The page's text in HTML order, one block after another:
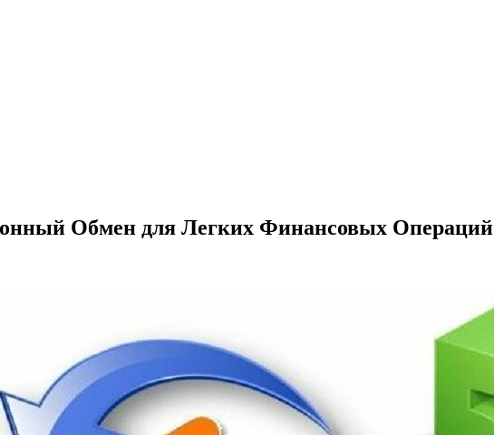
Обмен для Легких Финансовых Операций